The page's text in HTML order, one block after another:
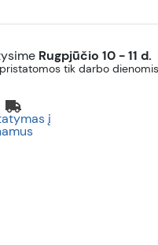
Rugpjūčio 10 - 11 d.
tik darbo dienomis
į